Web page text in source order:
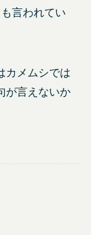
言われてい
カメムシでは
が言えないか